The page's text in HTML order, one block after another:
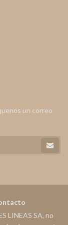
un correo
LINEAS SA, no